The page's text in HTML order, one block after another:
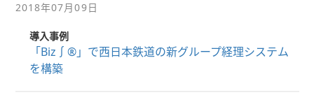
2018年07月09日
導入事例
「Biz∫®」で西日本鉄道の新グループ経理システム
を構築